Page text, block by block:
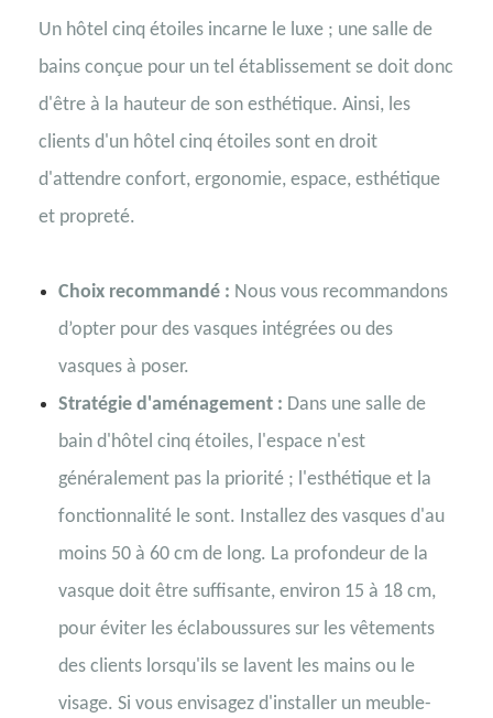
Un hôtel cinq étoiles incarne le luxe ; une salle de
bains conçue pour un tel établissement se doit donc
d'être à la hauteur de son esthétique. Ainsi, les
clients d'un hôtel cinq étoiles sont en droit
d'attendre confort, ergonomie, espace, esthétique
et propreté.
Choix recommandé : Nous vous recommandons
d’opter pour des vasques intégrées ou des
vasques à poser.
Stratégie d'aménagement : Dans une salle de
bain d'hôtel cinq étoiles, l'espace n'est
généralement pas la priorité ; l'esthétique et la
fonctionnalité le sont. Installez des vasques d'au
moins 50 à 60 cm de long. La profondeur de la
vasque doit être suffisante, environ 15 à 18 cm,
pour éviter les éclaboussures sur les vêtements
des clients lorsqu'ils se lavent les mains ou le
visage. Si vous envisagez d'installer un meuble-